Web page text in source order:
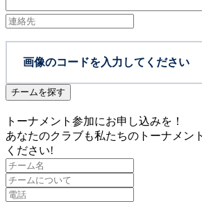
チームを探す
トーナメント参加にお申し込みを！
あなたのクラブも私たちのトーナメン
ください!